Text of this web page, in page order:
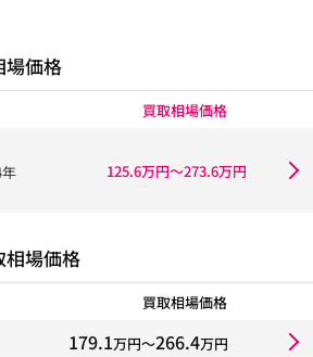
場価格
買取相場価格
125.6万円〜273.6万円
相場価格
買取相場価格
179.1万円〜266.4万円